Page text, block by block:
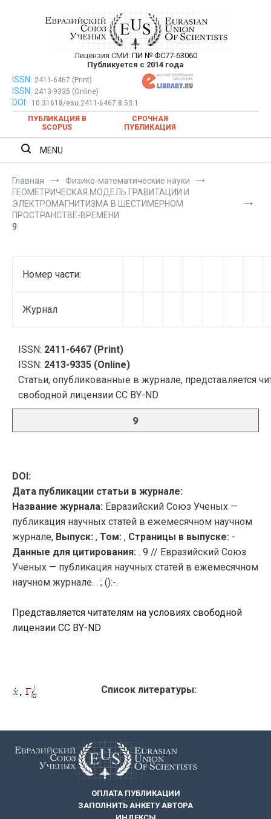
Евразийский Союз Ученых —
публикация научных статей в
ежемесячном научном журнале
Лицензия СМИ: ПИ № ФС77-63060
Публикуется с 2014 года
Евразийский Союз Ученых — публикация научных статей в
ежемесячном научном журнале
ISSN: 2411-6467 (Print)
ISSN: 2413-9335 (Online)
DOI:
10.31618/esu.2411-6467.8.53.1
ПУБЛИКАЦИЯ В
SCOPUS
СРОЧНАЯ
ПУБЛИКАЦИЯ
MENU
Главная
Физико-математические науки
ГЕОМЕТРИЧЕСКАЯ МОДЕЛЬ ГРАВИТАЦИИ И
ЭЛЕКТРОМАГНИТИЗМА В ШЕСТИМЕРНОМ
ПРОСТРАНСТВЕ-ВРЕМЕНИ
9
Номер части:
Журнал
ISSN: 2411-6467 (Print)
ISSN: 2413-9335 (Online)
Статьи, опубликованные в журнале, представляется
свободной лицензии CC BY-ND
9
DOI:
Дата публикации статьи в журнале:
Название журнала: Евразийский Союз Ученых —
публикация научных статей в ежемесячном научном
журнале, Выпуск: , Том: , Страницы в выпуске: -
Данные для цитирования: . 9 // Евразийский Союз
Ученых — публикация научных статей в ежемесячном
научном журнале. . ; ():-.
Представляется читателям на условиях свободной
лицензии CC BY-ND
Список литературы:
ОПЛАТА ПУБЛИКАЦИИ
ЗАПОЛНИТЬ АНКЕТУ АВТОРА